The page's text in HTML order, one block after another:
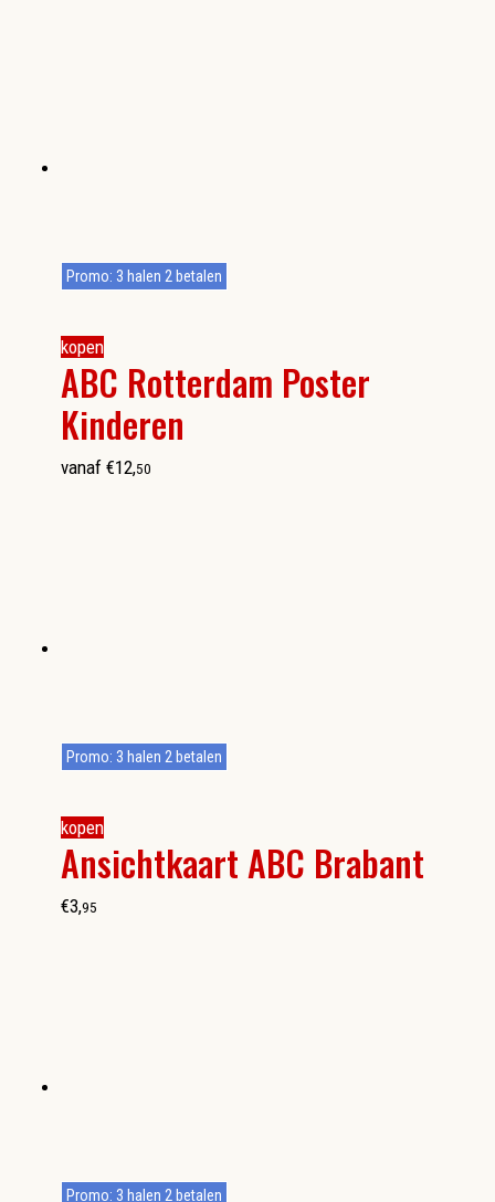
kopen
ABC Rotterdam Poster
Kinderen
Promo: 3 halen 2 betalen
vanaf €12,50
kopen
Ansichtkaart ABC Brabant
Promo: 3 halen 2 betalen
€3,95
Promo: 3 halen 2 betalen